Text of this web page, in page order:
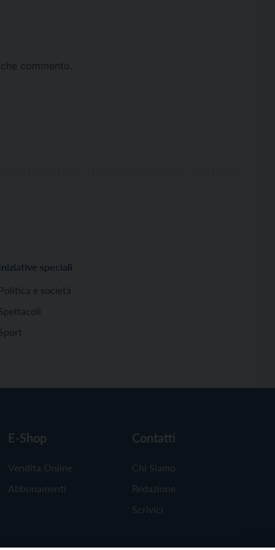
commento.
Iniziative speciali
Politica e società
E-Shop
Vendita Online
Abbonamenti
Contatti
Chi Siamo
Redazione
Scrivici